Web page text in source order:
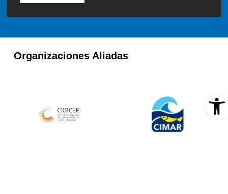
Organizaciones Aliadas